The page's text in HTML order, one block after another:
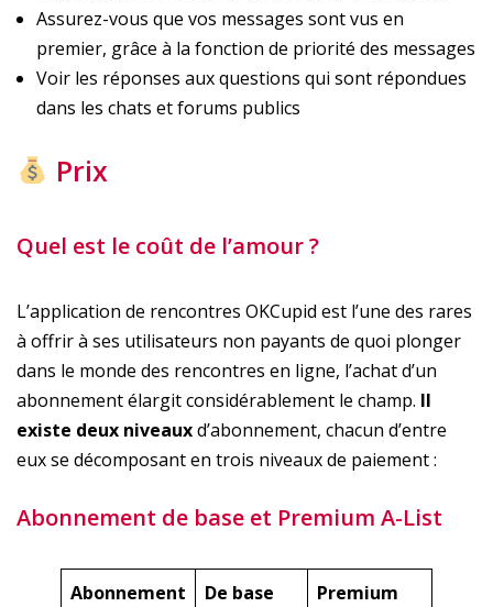
Assurez-vous que vos messages sont vus en
premier, grâce à la fonction de priorité des messages
Voir les réponses aux questions qui sont répondues
dans les chats et forums publics
Prix
Quel est le coût de l’amour ?
L’application de rencontres OKCupid est l’une des rares
à offrir à ses utilisateurs non payants de quoi plonger
dans le monde des rencontres en ligne, l’achat d’un
abonnement élargit considérablement le champ. Il
existe deux niveauxd’abonnement, chacun d’entre
eux se décomposant en trois niveaux de paiement :
Abonnement de base et Premium A-List
Abonnement De base
Premium